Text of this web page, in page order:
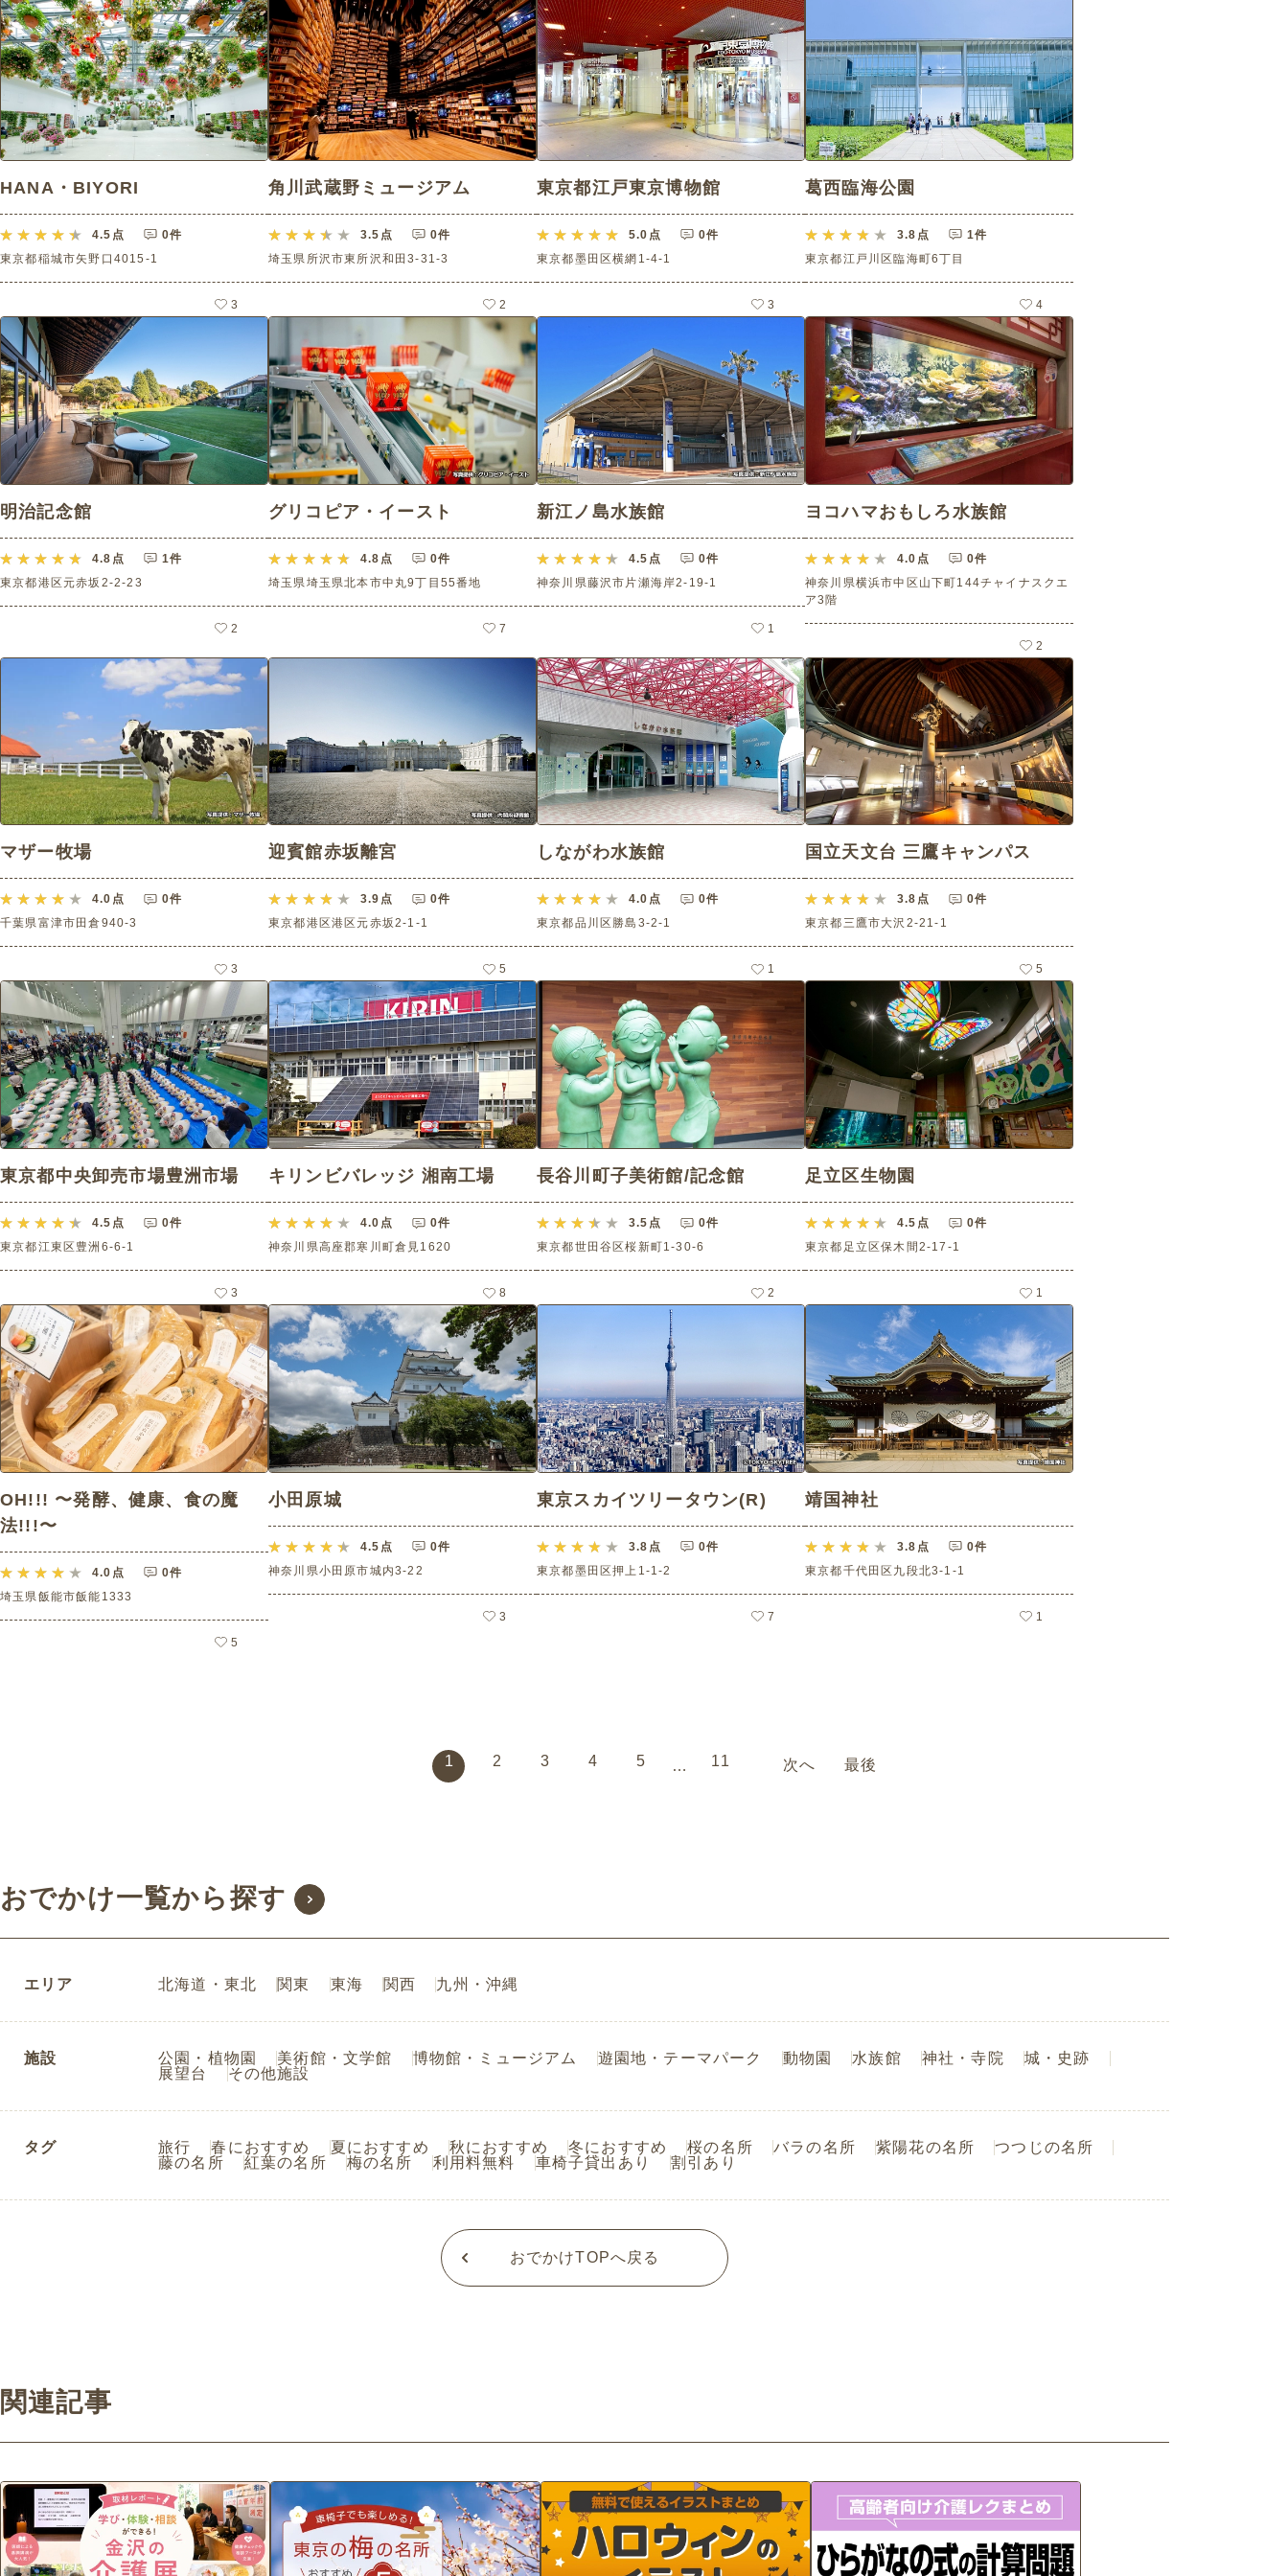
HANA・BIYORI
4.5 点
0件
東京都稲城市矢野口4015-1
3
角川武蔵野ミュージアム
3.5 点
0件
埼玉県所沢市東所沢和田3-31-3
2
東京都江戸東京博物館
5.0 点
0件
東京都墨田区横網1-4-1
3
葛西臨海公園
3.8 点
1件
東京都江戸川区臨海町6丁目
4
明治記念館
4.8 点
1件
東京都港区元赤坂2-2-23
2
グリコピア・イースト
4.8 点
0件
埼玉県埼玉県北本市中丸9丁目55番地
7
新江ノ島水族館
4.5 点
0件
神奈川県藤沢市片瀬海岸2-19-1
1
ヨコハマおもしろ水族館
4.0 点
0件
神奈川県横浜市中区山下町144チャイナスクエ
ア3階
2
マザー牧場
4.0 点
0件
千葉県富津市田倉940-3
3
迎賓館赤坂離宮
3.9 点
0件
東京都港区港区元赤坂2-1-1
5
しながわ水族館
4.0 点
0件
東京都品川区勝島3-2-1
1
国立天文台 三鷹キャンパス
3.8 点
0件
東京都三鷹市大沢2-21-1
5
東京都中央卸売市場豊洲市場
4.5 点
0件
東京都江東区豊洲6-6-1
3
キリンビバレッジ 湘南工場
4.0 点
0件
神奈川県高座郡寒川町倉見1620
8
長谷川町子美術館/記念館
3.5 点
0件
東京都世田谷区桜新町1-30-6
2
足立区生物園
4.5 点
0件
東京都足立区保木間2-17-1
1
OH!!! 〜発酵、健康、食の魔
法!!!〜
4.0 点
0件
埼玉県飯能市飯能1333
5
小田原城
4.5 点
0件
神奈川県小田原市城内3-22
3
東京スカイツリータウン(R)
3.8 点
0件
東京都墨田区押上1-1-2
7
靖国神社
3.8 点
0件
東京都千代田区九段北3-1-1
1
1 2 3 4 5 … 11 次へ 最後
おでかけ一覧から探す
エリア 北海道・東北 関東 東海 関西 九州・沖縄
施設 公園・植物園 美術館・文学館 博物館・ミュージアム 遊園地・テーマパーク 動物園 水族館 神社・寺院
城・史跡
展望台
その他施設
タグ 旅行 春におすすめ 夏におすすめ 秋におすすめ 冬におすすめ 桜の名所 バラの名所 紫陽花の名所
つつじの名所
藤の名所
紅葉の名所 梅の名所 利用料無料 車椅子貸出あり 割引あり
おでかけTOPへ戻る
関連記事